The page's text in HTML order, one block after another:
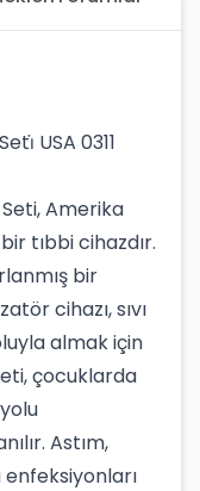
USA 0311
Amerika
tıbbi cihazdır.
bir
cihazı, sıvı
almak için
çocuklarda
Astım,